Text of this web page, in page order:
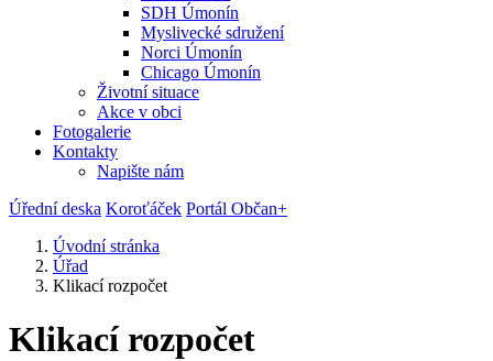
SDH Úmonín
Myslivecké sdružení
Norci Úmonín
Chicago Úmonín
Životní situace
Akce v obci
Fotogalerie
Kontakty
Napište nám
Úřední deska Koroťáček Portál Občan+
Úvodní stránka
Úřad
Klikací rozpočet
Klikací rozpočet